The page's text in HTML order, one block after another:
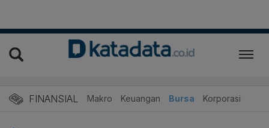
FINANSIAL Makro Keuangan Bursa Korporasi